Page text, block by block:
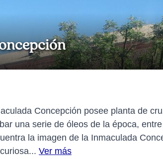
Concepción posee planta de
una serie de óleos de la época,
la imagen de la Inmaculada
Ver más